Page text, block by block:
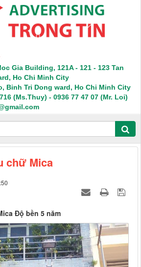
Gia Building, 121A - 121 - 123 Tan
Ho Chi Minh City
Tri Dong ward, Ho Chi Minh City
(Ms.Thuy) - 0936 77 47 07 (Mr. Loi)
chữ Mica
Độ bền 5 năm